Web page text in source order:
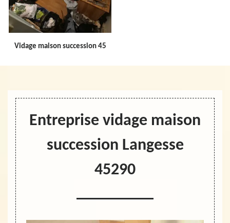
Vidage maison succession 45
Entreprise vidage maison
succession Langesse
45290